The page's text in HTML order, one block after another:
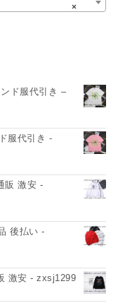
×
ド服代引き –
服代引き -
販 激安 -
後払い -
激安 - zxsj1299